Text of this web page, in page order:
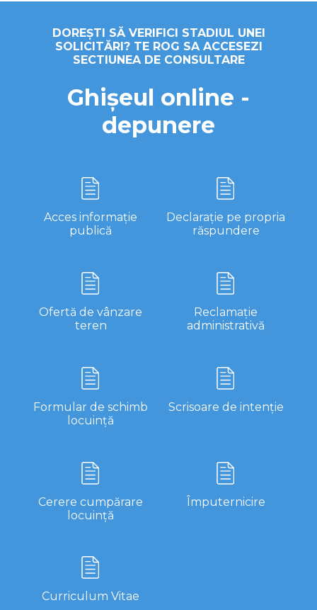
DOREȘTI SĂ VERIFICI STADIUL UNEI
SOLICITĂRI? TE ROG SA ACCESEZI
SECTIUNEA DE CONSULTARE
Ghișeul online -
depunere
Acces informație
publică
Declarație pe propria
răspundere
Ofertă de vânzare
teren
Reclamație
administrativă
Formular de schimb
locuință
Scrisoare de intenție
Cerere cumpărare
locuință
Împuternicire
Curriculum Vitae